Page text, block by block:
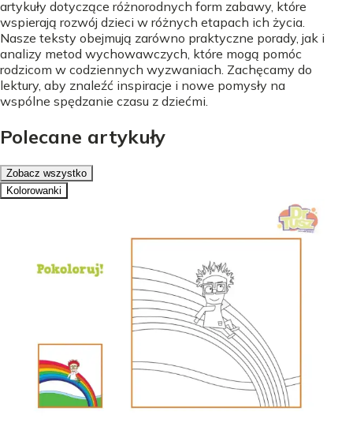
artykuły dotyczące różnorodnych form zabawy, które
wspierają rozwój dzieci w różnych etapach ich życia.
Nasze teksty obejmują zarówno praktyczne porady, jak i
analizy metod wychowawczych, które mogą pomóc
rodzicom w codziennych wyzwaniach. Zachęcamy do
lektury, aby znaleźć inspiracje i nowe pomysły na
wspólne spędzanie czasu z dziećmi.
Polecane artykuły
Zobacz wszystko
Kolorowanki